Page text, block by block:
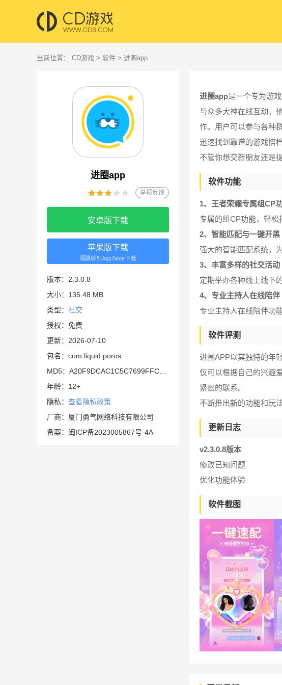
当前位置： CD游戏 > 软件 > 进圈app
进圈app
举报反馈
安卓版下载
苹果版下载
需跳转到AppStore下载
版本：2.3.0.8
大小：135.48 MB
类型： 社交
授权：免费
更新：2026-07-10
包名：com.liquid.poros
年龄：12+
隐私： 查看隐私政策
厂商：厦门勇气网络科技有限公司
备案：闽ICP备2023005867号-4A
进圈app是一个专为游
与众多大神在线互动，
作。用户可以参与各种
迅速找到靠谱的游戏搭
不管你想交新朋友还是
软件功能
1、王者荣耀专属组CP
专属的组CP功能，轻松
2、智能匹配与一键开黑
强大的智能匹配系统，
3、丰富多样的社交活动
定期举办各种线上线下
4、专业主持人在线陪伴
专业主持人在线陪伴功
软件评测
进圈APP以其独特的年
仅可以根据自己的兴趣
紧密的联系。
不断推出新的功能和玩
更新日志
v2.3.0.8版本
修改已知问题
优化功能体验
软件截图